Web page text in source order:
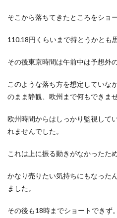
そこから落ちてきたところをショ
110.18円くらいまで持とうかとも
その後東京時間は午前中は予想外の
このような落ち方を想定していな
のまま静観、欧州まで何もできま
欧州時間からはしっかり監視して
れませんでした。
これは上に振る動きがなかったため
かなり売りたい気持ちにもなった
ました。
その後も18時までショートできず。